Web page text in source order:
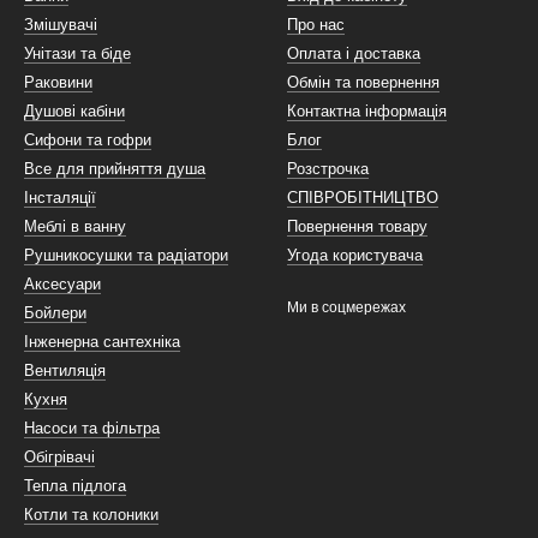
папірута крючки для рушників забезпечують зручність та
дозволяє вам знайти ідеальний варіант для вашого
вашої ванної кімнати.
також допоможуть зробити вашу ванну кімнату більш чистою
той, який найбільше підходить вашому смаку та потребам.
настінні фени
, то Aqua-Favorit - ваша краща вибір. Ми
під час використання, але і стануть стильним доповненням до
важливий елемент ванної кімнати, який необхідно мати
якого інтер'єру ванної кімнати.
Змішувачі
Унітази та біде
Раковини
Душові кабіни
Сифони та гофри
Все для прийняття душа
Інсталяції
Меблі в ванну
Рушникосушки та радіатори
Аксесуари
Бойлери
Інженерна сантехніка
Вентиляція
Кухня
Насоси та фільтра
Обігрівачі
Тепла підлога
Котли та колоники
Про нас
Оплата і доставка
Обмін та повернення
Контактна інформація
Блог
Розстрочка
СПІВРОБІТНИЦТВО
Повернення товару
Угода користувача
Ми в соцмережах